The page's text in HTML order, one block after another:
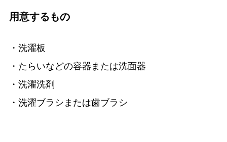
用意するもの
・洗濯板
・たらいなどの容器または洗面器
・洗濯洗剤
・洗濯ブラシまたは歯ブラシ